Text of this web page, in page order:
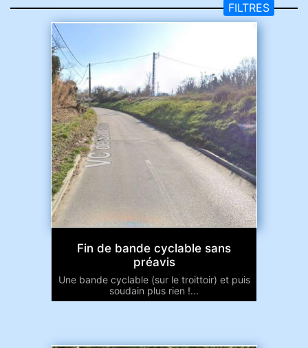
FILTRES
Fin de bande cyclable sans
préavis
Une bande cyclable (sur le troittoir) et puis
soudain plus rien !...